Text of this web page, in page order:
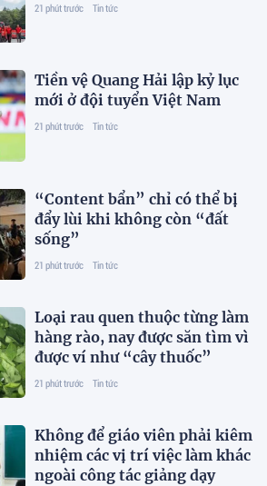
21 phút trước Tin tức
Tiền vệ Quang Hải lập kỷ lục
mới ở đội tuyển Việt Nam
21 phút trước Tin tức
“Content bẩn” chỉ có thể bị
đẩy lùi khi không còn “đất
sống”
21 phút trước Tin tức
Loại rau quen thuộc từng làm
hàng rào, nay được săn tìm vì
được ví như “cây thuốc”
21 phút trước Tin tức
Không để giáo viên phải kiêm
nhiệm các vị trí việc làm khác
ngoài công tác giảng dạy